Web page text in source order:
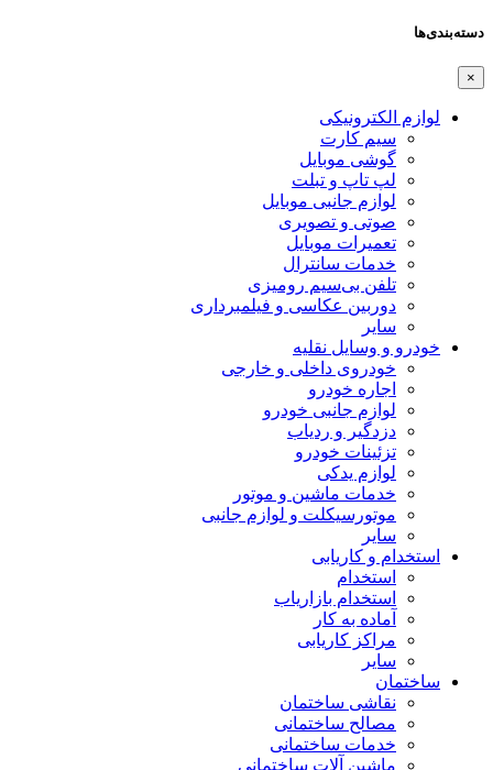
دسته‌بندی‌ها
×
لوازم الکترونیکی
سیم کارت
گوشی موبایل
لپ تاپ و تبلت
لوازم جانبی موبایل
صوتی و تصویری
تعمیرات موبایل
خدمات سانترال
تلفن بی‌سیم رومیزی
دوربین عکاسی و فیلمبرداری
سایر
خودرو و وسایل نقلیه
خودروی داخلی و خارجی
اجاره خودرو
لوازم جانبی خودرو
دزدگیر و ردیاب
تزئینات خودرو
لوازم یدکی
خدمات ماشین و موتور
موتورسیکلت و لوازم جانبی
سایر
استخدام و کاریابی
استخدام
استخدام بازاریاب
آماده به کار
مراکز کاریابی
سایر
ساختمان
نقاشی ساختمان
مصالح ساختمانی
خدمات ساختمانی
ماشین آلات ساختمانی